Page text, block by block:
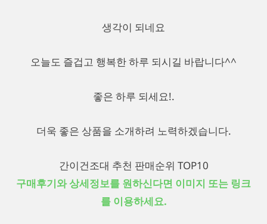
생각이 되네요
오늘도 즐겁고 행복한 하루 되시길 바랍니다^^
좋은 하루 되세요!.
더욱 좋은 상품을 소개하려 노력하겠습니다.
간이건조대 추천 판매순위 TOP10
구매후기와 상세정보를 원하신다면 이미지 또는 링크
를 이용하세요.